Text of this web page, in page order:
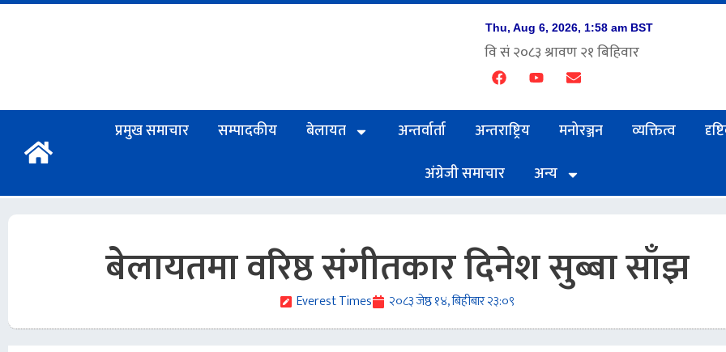
प्रमुख समाचार सम्पादकीय बेलायत अन्तर्वार्ता अन्तराष्ट्रिय मनोरञ्जन व्यक्तित्व
अंग्रेजी समाचार
अन्य
बेलायतमा वरिष्ठ संगीतकार दिनेश सुब्बा साँझ
Everest Times २०८३ जेष्ठ १४, बिहीबार २३:०९